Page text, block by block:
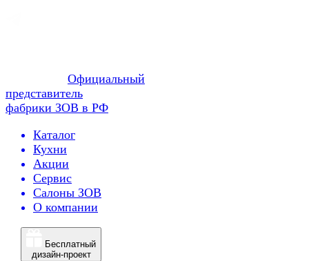
Официальный
представитель
фабрики ЗОВ в РФ
Каталог
Кухни
Акции
Сервис
Салоны ЗОВ
О компании
Бесплатный
дизайн-проект